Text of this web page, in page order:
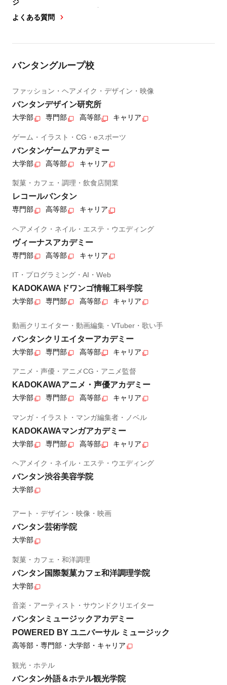
ジ
よくある質問
バンタングループ校
ファッション・ヘアメイク・デザイン・映像
バンタンデザイン研究所
大学部 専門部 高等部 キャリア
ゲーム・イラスト・CG・eスポーツ
バンタンゲームアカデミー
大学部 高等部 キャリア
製菓・カフェ・調理・飲食店開業
レコールバンタン
専門部 高等部 キャリア
ヘアメイク・ネイル・エステ・ウエディング
ヴィーナスアカデミー
専門部 高等部 キャリア
IT・プログラミング・AI・Web
KADOKAWAドワンゴ情報工科学院
大学部 専門部 高等部 キャリア
動画クリエイター・動画編集・VTuber・歌い手
バンタンクリエイターアカデミー
大学部 専門部 高等部 キャリア
アニメ・声優・アニメCG・アニメ監督
KADOKAWAアニメ・声優アカデミー
大学部 専門部 高等部 キャリア
マンガ・イラスト・マンガ編集者・ノベル
KADOKAWAマンガアカデミー
大学部 専門部 高等部 キャリア
ヘアメイク・ネイル・エステ・ウエディング
バンタン渋谷美容学院
大学部
アート・デザイン・映像・映画
バンタン芸術学院
大学部
製菓・カフェ・和洋調理
バンタン国際製菓カフェ和洋調理学院
大学部
音楽・アーティスト・サウンドクリエイター
バンタンミュージックアカデミー
POWERED BY ユニバーサル ミュージック
高等部・専門部・大学部・キャリア
観光・ホテル
バンタン外語＆ホテル観光学院